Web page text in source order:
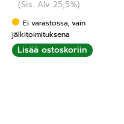
(Sis. Alv 25,5%)
Ei varastossa, vain
jälkitoimituksena
Lisää ostoskoriin